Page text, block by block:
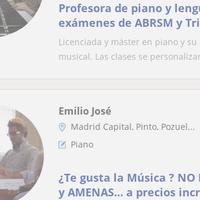
Profesora de piano y
exámenes de ABRSM y
Licenciada y máster en piano y
musical. Las clases se
Emilio José
Madrid Capital, Pinto, Pozuel...
Piano
¿Te gusta la Música ? NO
y AMENAS... a precios